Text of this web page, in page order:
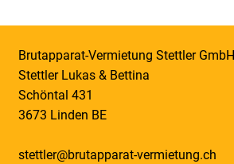
Brutapparat-Vermietung Stettler GmbH
Stettler Lukas & Bettina
Schöntal 431
3673 Linden BE
stettler@brutapparat-vermietung.ch